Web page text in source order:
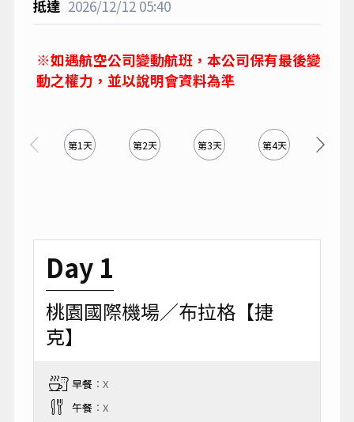
2026/12/1205:40
※如遇航空公司變動航班，本公司保有最後變
動之權力，並以說明會資料為準
第1天 第2天 第3天 第4天
Day 1
桃園國際機場／布拉格【捷
克】
早餐：X
午餐：X